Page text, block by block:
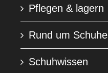
Pflegen & lagern
Rund um Schuhe
Schuhwissen